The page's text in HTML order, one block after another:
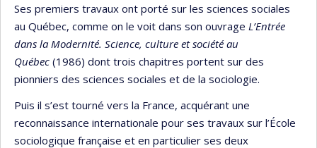
Ses premiers travaux ont porté sur les sciences sociales
au Québec, comme on le voit dans son ouvrage L’Entrée
dans la Modernité. Science, culture et société au
Québec (1986) dont trois chapitres portent sur des
pionniers des sciences sociales et de la sociologie.
Puis il s’est tourné vers la France, acquérant une
reconnaissance internationale pour ses travaux sur l’École
sociologique française et en particulier ses deux